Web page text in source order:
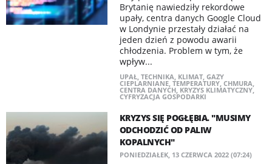
Brytanię nawiedziły rekordowe
upały, centra danych Google Cloud
w Londynie przestały działać na
jeden dzień z powodu awarii
chłodzenia. Problem w tym, że
wpływ...
UPAŁ, TECHNIKA, KLIMAT, GAZY
CIEPLARNIANE, TEMPERATURY, CHMURA,
CENTRA DANYCH, KRYZYS KLIMATYCZNY,
CYFRYZACJA GOSPODARKI
KRYZYS SIĘ POGŁĘBIA. "MUSIMY
ODCHODZIĆ OD PALIW
KOPALNYCH"
PONIEDZIAŁEK, 13 CZERWCA 2022 (07:24)